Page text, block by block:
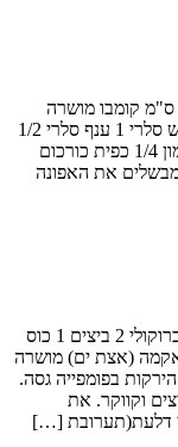
מצרכים: 2 כוסות אפונה יבשה 4 כוסות מים כ-10 ס"מ קומבו מושרה
וחתוך דק 1/2 כוס קוביות גזר 1/2 כוס קוביות שורש סלרי 1 ענף סלרי 1/2
כוס קוביות שומר 1/2 כוס בצל מטוגן 1/4 כפית כמון 1/4 כפית כורכום
את האפונה
מצרכים: 1 בטטה 1/2 דלורית 2-3 קישואים 2-3 ברוקולי 2 ביצים 1 כוס
קצוץ חופן וואקמה (אצת ים) מושרה
בפומפייה גסה.
וקווקר. את
דלעת(תערובת […]